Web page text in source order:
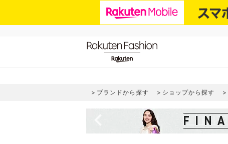
ブランドから探す ショップから探す